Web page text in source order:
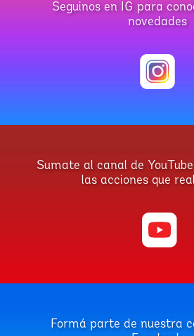
Seguinos en IG para
novedades
Sumate al canal de
las acciones que
Formá parte de nuestra